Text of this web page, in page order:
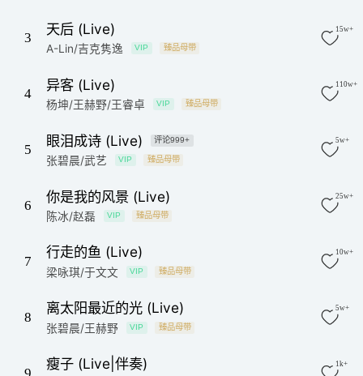
3
天后 (Live)
A-Lin/吉克隽逸 VIP 臻品母带
15w+
4
异客 (Live)
杨坤/王赫野/王睿卓 VIP 臻品母带
110w+
5
眼泪成诗 (Live) 评论999+
张碧晨/武艺 VIP 臻品母带
5w+
6
你是我的风景 (Live)
陈冰/赵磊 VIP 臻品母带
25w+
7
行走的鱼 (Live)
梁咏琪/于文文 VIP 臻品母带
10w+
8
离太阳最近的光 (Live)
张碧晨/王赫野 VIP 臻品母带
5w+
瘦子 (Live|伴奏) 1k+